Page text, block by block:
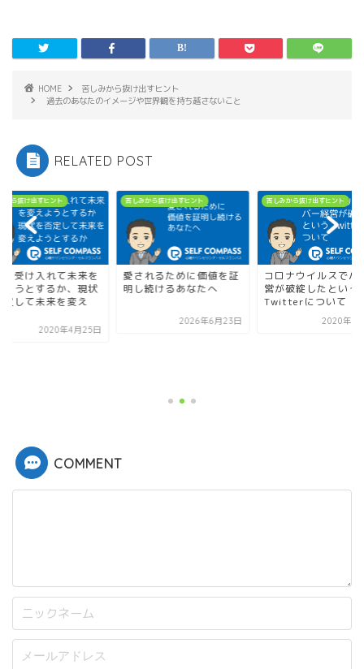
HOME
苦しみから抜け出すヒント
過去のあなたのイメージや世界観を持ち越さないこと
RELATED POST
から抜け出すヒント
を受け入れて未来を
ようとするか、現状
定して未来を変え
2020年4月25日
苦しみから抜け出すヒント
愛されるために価値を証
明し続けるあなたへ
2026年6月23日
苦しみから抜け出すヒント
コロナウイルスでバ
営が破綻したという
Twitterについて
2020年3
COMMENT